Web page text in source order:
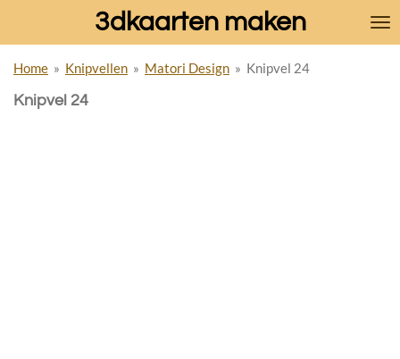
de
hoofdinhoud
3dkaarten maken
Home » Knipvellen » Matori Design » Knipvel 24
Knipvel 24